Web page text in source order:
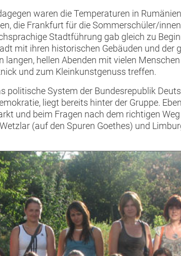
waren die Temperaturen in
die Frankfurt für die Sommerschüler/
Stadtführung gab gleich zu
mit ihren historischen Gebäuden und der
hellen Abenden mit vielen
und zum Kleinkunstgenuss treffen.
politische System der Bundesrepublik
liegt bereits hinter der Gruppe.
und beim Fragen nach dem richtigen
(auf den Spuren Goethes) und